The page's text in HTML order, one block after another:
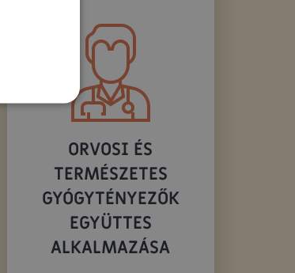
ORVOSI ÉS
TERMÉSZETES
GYÓGYTÉNYEZŐK
EGYÜTTES
ALKALMAZÁSA